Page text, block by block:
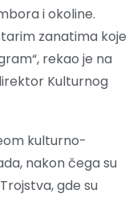
i okoline.
zanatima koje
rekao je na
Kulturnog
kulturno-
nakon čega su
gde su